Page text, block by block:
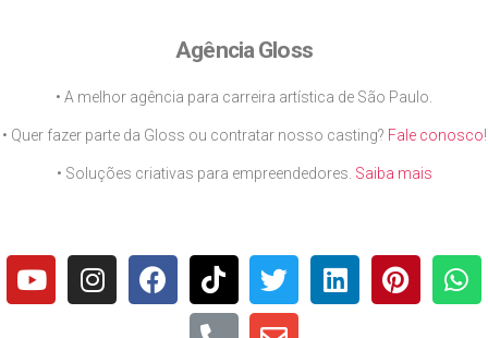
Agência Gloss
• A melhor agência para carreira artística de São Paulo.
• Quer fazer parte da Gloss ou contratar nosso casting? Fale conosco!
• Soluções criativas para empreendedores. Saiba mais